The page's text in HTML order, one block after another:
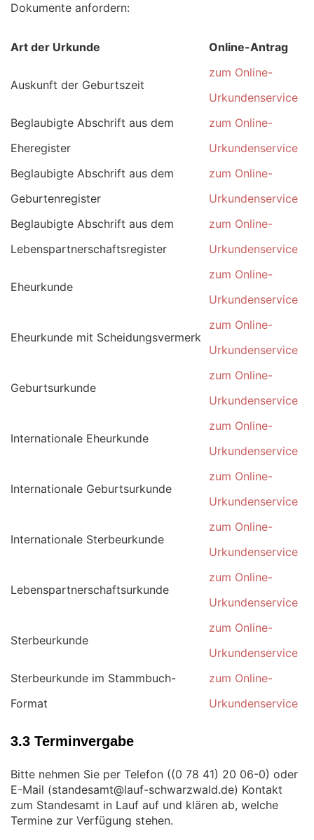
Dokumente anfordern:
Art der Urkunde Online-Antrag
Auskunft der Geburtszeit
zum Online-
Urkundenservice
Beglaubigte Abschrift aus dem
Eheregister
zum Online-
Urkundenservice
Beglaubigte Abschrift aus dem
Geburtenregister
zum Online-
Urkundenservice
Beglaubigte Abschrift aus dem
Lebenspartnerschaftsregister
zum Online-
Urkundenservice
Eheurkunde
zum Online-
Urkundenservice
Eheurkunde mit Scheidungsvermerk
zum Online-
Urkundenservice
Geburtsurkunde
zum Online-
Urkundenservice
Internationale Eheurkunde
zum Online-
Urkundenservice
Internationale Geburtsurkunde
zum Online-
Urkundenservice
Internationale Sterbeurkunde
zum Online-
Urkundenservice
Lebenspartnerschaftsurkunde
zum Online-
Urkundenservice
Sterbeurkunde
zum Online-
Urkundenservice
Sterbeurkunde im Stammbuch-
Format
zum Online-
Urkundenservice
3.3 Terminvergabe
Bitte nehmen Sie per Telefon (
) oder
E-Mail (
) Kontakt
zum Standesamt in Lauf auf und klären ab, welche
Termine zur Verfügung stehen.